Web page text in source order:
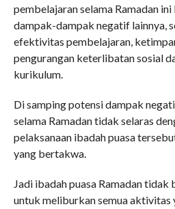
pembelajaran selama Ramadan
dampak-dampak negatif lainnya,
efektivitas pembelajaran,
pengurangan keterlibatan sosial
kurikulum.
Di samping potensi dampak
selama Ramadan tidak selaras
pelaksanaan ibadah puasa
yang bertakwa.
Jadi ibadah puasa Ramadan tidak
untuk meliburkan semua aktivitas